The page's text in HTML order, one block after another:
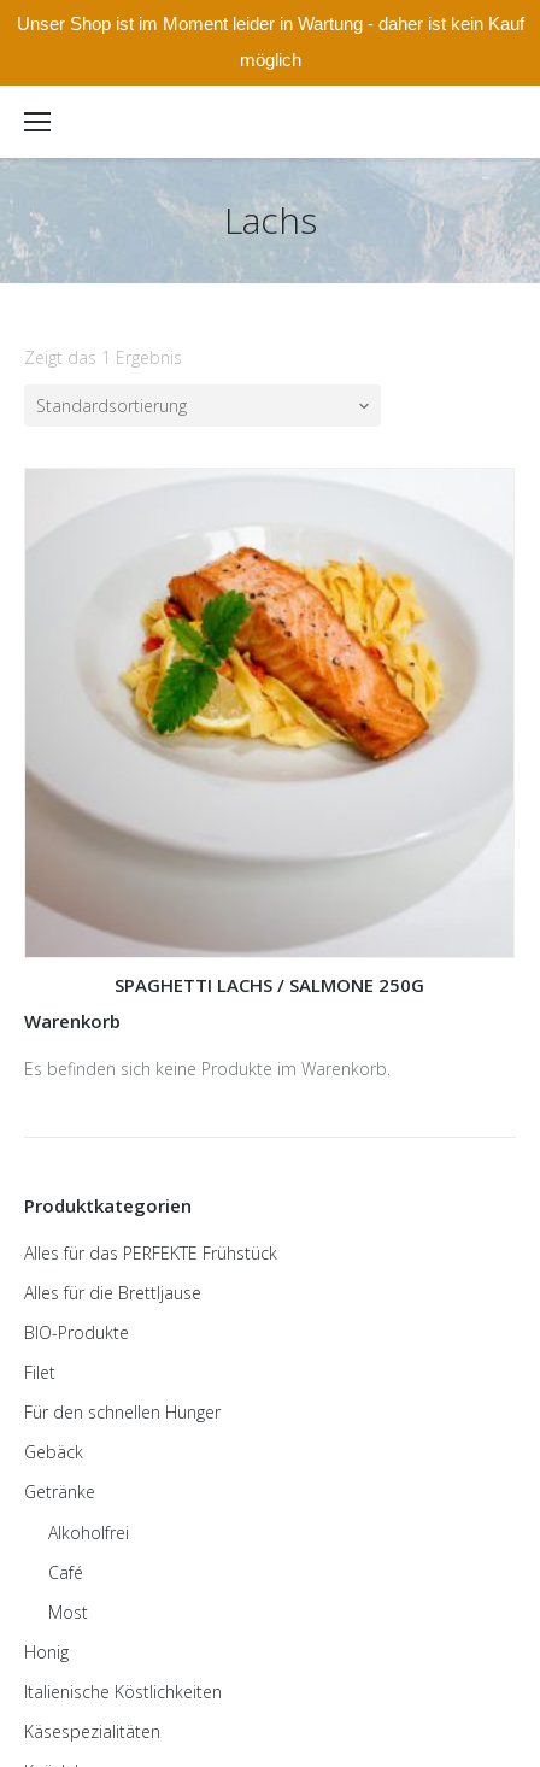
Unser Shop ist im Moment leider in Wartung - daher ist kein Kauf
möglich
Lachs
Zeigt das 1 Ergebnis
Standardsortierung
SPAGHETTI LACHS / SALMONE 250G
Warenkorb
Es befinden sich keine Produkte im Warenkorb.
Produktkategorien
Alles für das PERFEKTE Frühstück
Alles für die Brettljause
BIO-Produkte
Filet
Für den schnellen Hunger
Gebäck
Getränke
Alkoholfrei
Café
Most
Honig
Italienische Köstlichkeiten
Käsespezialitäten